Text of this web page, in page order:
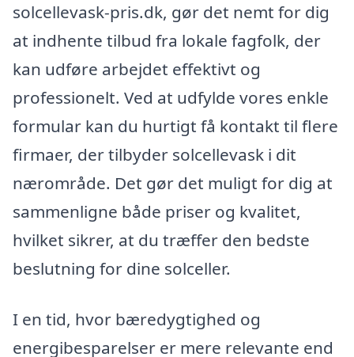
solcellevask-pris.dk, gør det nemt for dig
at indhente tilbud fra lokale fagfolk, der
kan udføre arbejdet effektivt og
professionelt. Ved at udfylde vores enkle
formular kan du hurtigt få kontakt til flere
firmaer, der tilbyder solcellevask i dit
nærområde. Det gør det muligt for dig at
sammenligne både priser og kvalitet,
hvilket sikrer, at du træffer den bedste
beslutning for dine solceller.
I en tid, hvor bæredygtighed og
energibesparelser er mere relevante end